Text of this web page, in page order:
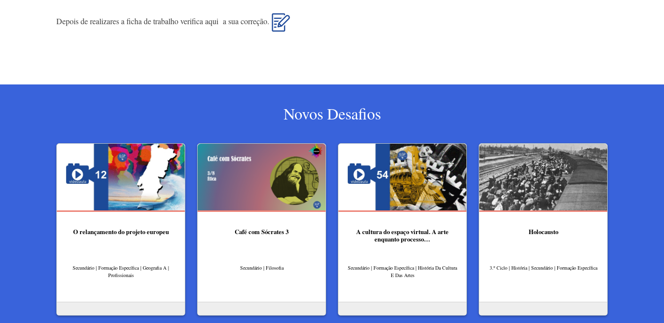
Depois de realizares a ficha de trabalho verifica aqui a sua correção.
Novos Desafios
O relançamento do projeto europeu
Secundário | Formação Específica | Geografia A |
Profissionais
Café com Sócrates 3
Secundário | Filosofia
A cultura do espaço virtual. A arte
enquanto processo…
Secundário | Formação Específica | História Da Cultura
E Das Artes
Holocausto​
3.º Ciclo | História | Secundário | Formação Específica